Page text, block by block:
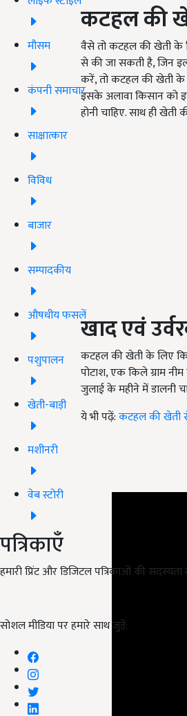
मौसम
कंपनी समाचार
साक्षात्कार
विविध
बाजार
सम्पादकीय
औषधीय फसलें
पशुपालन
खेती-बाड़ी
मशीनरी
वेब स्टोरी
पत्रिकाएँ
हमारी प्रिंट और डिजिटल पत्रिकाओं की
सोशल मीडिया पर हमारे साथ जुड़ें:
कटहल की
वैसे तो कटहल की खेती के
से की जा सकती है, जिन
करें, तो कटहल की खेती के
इसके अलावा किसान को
होनी चाहिए. साथ ही खेती
खाद एवं
कटहल की खेती के लिए
पोटाश, एक किले ग्राम नीम
जुलाई के महीने में डालनी
ये भी पढ़ें:कटहल की खेती